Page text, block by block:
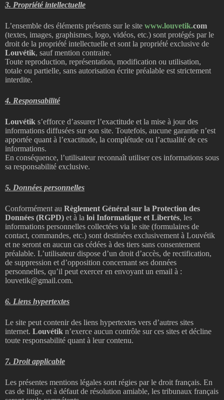
3. Propriété intellectuelle
L’ensemble des éléments présents sur le site www.louvetik.com
(textes, images, graphismes, logo, vidéos, etc.) sont protégés par le
droit de la propriété intellectuelle et sont la propriété exclusive de
Louvétik, sauf mention contraire.
Toute reproduction, représentation, modification ou utilisation,
totale ou partielle, sans autorisation écrite préalable est strictement
interdite.
4. Responsabilité
Louvétik s’efforce d’assurer l’exactitude et la mise à jour des
informations diffusées sur son site. Toutefois, aucune garantie n’est
apportée quant à l’exactitude, la complétude ou l’actualité de ces
informations.
En conséquence, l’utilisateur reconnaît utiliser ces informations sous
sa responsabilité exclusive.
5. Données personnelles
Conformément au Règlement Général sur la Protection des
Données (RGPD) et à la loi Informatique et Libertés, les
informations personnelles collectées via le site (formulaires de
contact, commandes, etc.) sont destinées exclusivement à Louvétik
et ne seront en aucun cas cédées à des tiers sans consentement
préalable. L’utilisateur dispose d’un droit d’accès, de rectification,
de suppression et d’opposition concernant ses données
personnelles, qu’il peut exercer en envoyant un email à :
louvetik@gmail.com.
6. Liens hypertextes
Le site peut contenir des liens hypertextes vers d’autres sites
internet. Louvétik n’exerce aucun contrôle sur ces sites et décline
toute responsabilité quant à leur contenu.
7. Droit applicable
Les présentes mentions légales sont régies par le droit français. En
cas de litige, et à défaut de résolution amiable, les tribunaux français